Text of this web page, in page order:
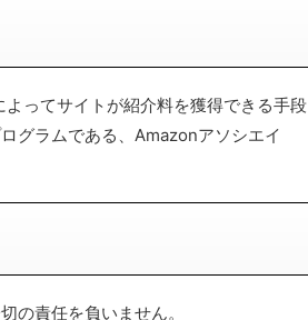
ってサイトが紹介料を獲得できる手段
グラムである、Amazonアソシエイ
の責任を負いません。